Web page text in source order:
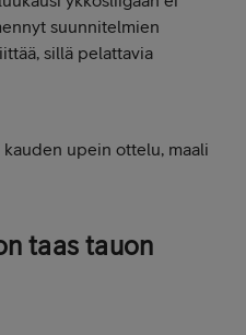
suunnitelmien
sillä pelattavia
upein ottelu, maali
taas tauon